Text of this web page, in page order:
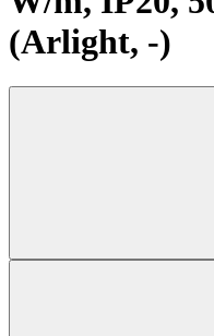
(Arlight, -)